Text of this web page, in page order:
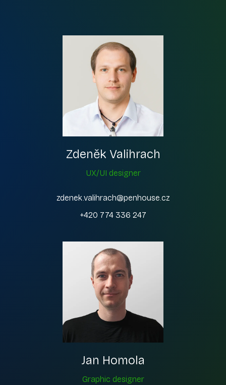
Zdeněk Valihrach
UX/UI designer
zdenek.valihrach@penhouse.cz
+420 774 336 247
Jan Homola
Graphic designer